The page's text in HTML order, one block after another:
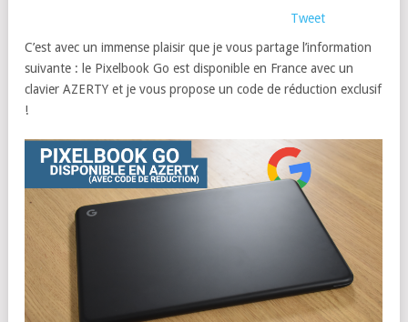
Tweet
C’est avec un immense plaisir que je vous partage l’information
suivante : le Pixelbook Go est disponible en France avec un
clavier AZERTY et je vous propose un code de réduction exclusif
!